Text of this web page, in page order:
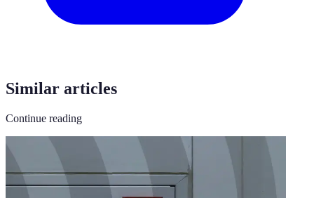
Similar articles
Continue reading